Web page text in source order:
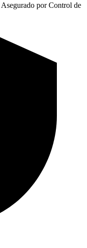
Asegurado por Control de